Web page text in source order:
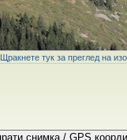
Щракнете тук за преглед на